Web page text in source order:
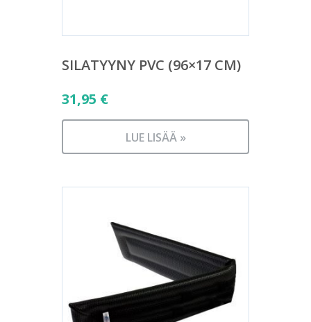
SILATYYNY PVC (96×17 CM)
31,95 €
LUE LISÄÄ »